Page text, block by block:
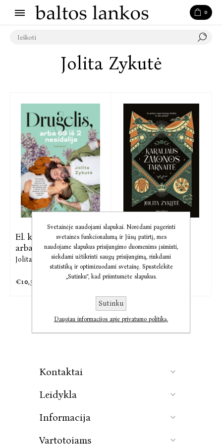
0
Jolita Zykutė
El. knyga Drugelis,
arba 69 iš
Jolita Zykutė
€10,32
El. knyga Karaliaus
žmonos ...
Jolita Zykutė
€11,45
Kontaktai
Leidykla
Informacija
Vartotojams
Svetainėje naudojami slapukai. Norėdami pagerinti
svetainės funkcionalumą ir Jūsų patirtį, mes
naudojame slapukus prisijungimo duomenims įsiminti,
siekdami užtikrinti saugų prisijungimą, rinkdami
statistiką ir optimizuodami svetainę. Spustelėkite
„Sutinku“, kad priimtumėte slapukus.
Sutinku
Daugiau informacijos apie privatumo politiką.